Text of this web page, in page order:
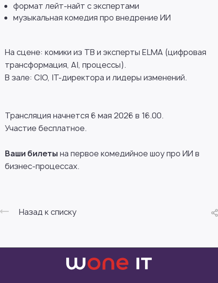
формат лейт-найт с экспертами
музыкальная комедия про внедрение ИИ
На сцене: комики из ТВ и эксперты ELMA (цифровая
трансформация, AI, процессы).
В зале: CIO, IT-директора и лидеры изменений.
Трансляция начнется 6 мая 2026 в 16.00.
Участие бесплатное.
Ваши билеты на первое комедийное шоу про ИИ в
бизнес-процессах.
Назад к списку